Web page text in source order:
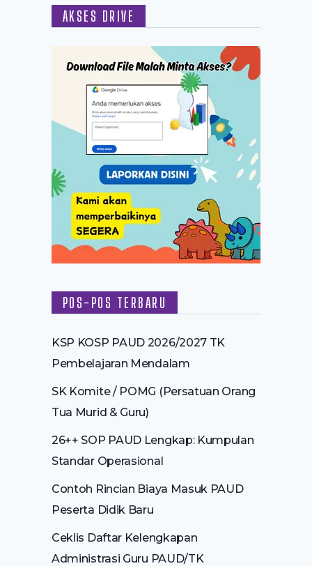
AKSES DRIVE
POS-POS TERBARU
KSP KOSP PAUD 2026/2027 TK
Pembelajaran Mendalam
SK Komite / POMG (Persatuan Orang
Tua Murid & Guru)
26++ SOP PAUD Lengkap: Kumpulan
Standar Operasional
Contoh Rincian Biaya Masuk PAUD
Peserta Didik Baru
Ceklis Daftar Kelengkapan
Administrasi Guru PAUD/TK